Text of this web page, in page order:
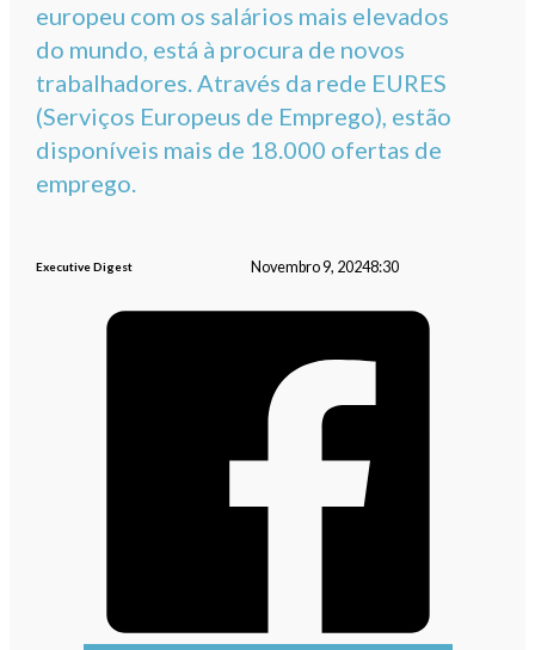
europeu com os salários mais elevados
do mundo, está à procura de novos
trabalhadores. Através da rede EURES
(Serviços Europeus de Emprego), estão
disponíveis mais de 18.000 ofertas de
emprego.
Executive Digest Novembro 9, 20248:30